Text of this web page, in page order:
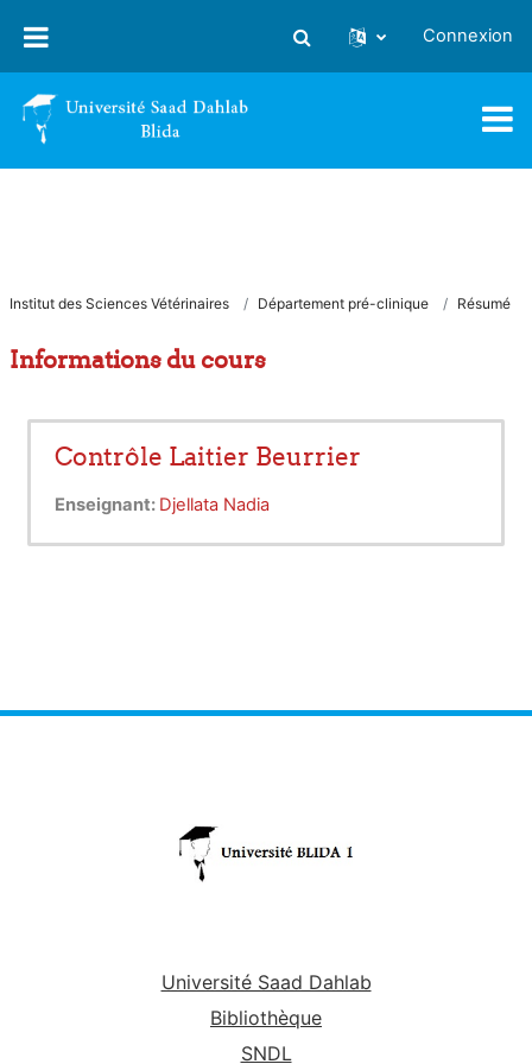
Activer/désactiver la saisie
Connexion
Institut des Sciences Vétérinaires Département pré-clinique Résumé
Informations du cours
Contrôle Laitier Beurrier
Enseignant: Djellata Nadia
Université Saad Dahlab
Bibliothèque
SNDL